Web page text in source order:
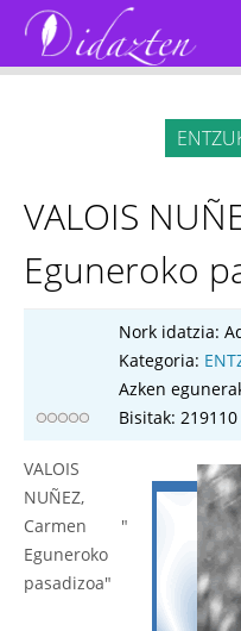
VALOIS
Eguneroko
Nork idatzia:
Kategoria:
Azken
Bisitak: 219110
VALOIS
NUÑEZ,
Carmen "
Eguneroko
pasadizoa"